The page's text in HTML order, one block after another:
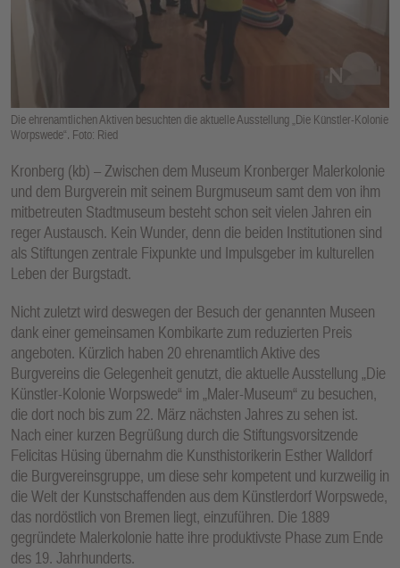
Die ehrenamtlichen Aktiven besuchten die aktuelle Ausstellung „Die Künstler-Kolonie
Worpswede“. Foto: Ried
Kronberg (kb) – Zwischen dem Museum Kronberger Malerkolonie
und dem Burgverein mit seinem Burgmuseum samt dem von ihm
mitbetreuten Stadtmuseum besteht schon seit vielen Jahren ein
reger Austausch. Kein Wunder, denn die beiden Institutionen sind
als Stiftungen zentrale Fixpunkte und Impulsgeber im kulturellen
Leben der Burgstadt.
Nicht zuletzt wird deswegen der Besuch der genannten Museen
dank einer gemeinsamen Kombikarte zum reduzierten Preis
angeboten. Kürzlich haben 20 ehrenamtlich Aktive des
Burgvereins die Gelegenheit genutzt, die aktuelle Ausstellung „Die
Künstler-Kolonie Worpswede“ im „Maler-Museum“ zu besuchen,
die dort noch bis zum 22. März nächsten Jahres zu sehen ist.
Nach einer kurzen Begrüßung durch die Stiftungsvorsitzende
Felicitas Hüsing übernahm die Kunsthistorikerin Esther Walldorf
die Burgvereinsgruppe, um diese sehr kompetent und kurzweilig in
die Welt der Kunstschaffenden aus dem Künstlerdorf Worpswede,
das nordöstlich von Bremen liegt, einzuführen. Die 1889
gegründete Malerkolonie hatte ihre produktivste Phase zum Ende
des 19. Jahrhunderts.
E
N